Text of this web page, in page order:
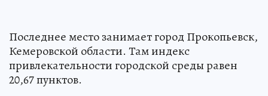
Последнее место занимает город Прокопьевск,
Кемеровской области. Там индекс
привлекательности городской среды равен
20,67 пунктов.